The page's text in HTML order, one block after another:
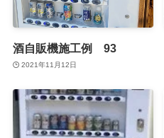
酒自販機施工例 93
2021年11月12日